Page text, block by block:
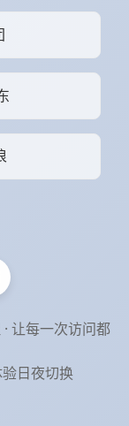
让每一次访问都
日夜切换